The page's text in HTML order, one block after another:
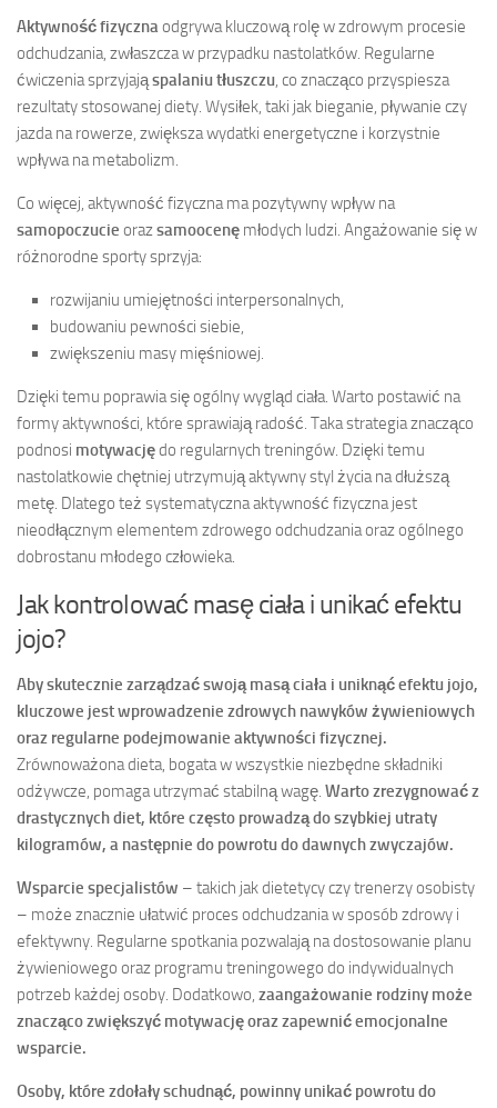
Aktywność fizyczna odgrywa kluczową rolę w zdrowym procesie
odchudzania, zwłaszcza w przypadku nastolatków. Regularne
ćwiczenia sprzyjająspalaniu tłuszczu , co znacząco przyspiesza
rezultaty stosowanej diety. Wysiłek, taki jak bieganie, pływanie czy
jazda na rowerze, zwiększa wydatki energetyczne i korzystnie
wpływa na metabolizm.
Co więcej, aktywność fizyczna ma pozytywny wpływ na
samopoczucie orazsamoocenę młodych ludzi. Angażowanie się w
różnorodne sporty sprzyja:
rozwijaniu umiejętności interpersonalnych,
budowaniu pewności siebie,
zwiększeniu masy mięśniowej.
Dzięki temu poprawia się ogólny wygląd ciała. Warto postawić na
formy aktywności, które sprawiają radość. Taka strategia znacząco
podnosi motywacjędo regularnych treningów. Dzięki temu
nastolatkowie chętniej utrzymują aktywny styl życia na dłuższą
metę. Dlatego też systematyczna aktywność fizyczna jest
nieodłącznym elementem zdrowego odchudzania oraz ogólnego
dobrostanu młodego człowieka.
Jak kontrolować masę ciała i unikać efektu
jojo?
Aby skutecznie zarządzać swoją masą ciała i uniknąć efektu jojo,
kluczowe jest wprowadzenie zdrowych nawyków żywieniowych
oraz regularne podejmowanie aktywności fizycznej.
Zrównoważona dieta, bogata w wszystkie niezbędne składniki
odżywcze, pomaga utrzymać stabilną wagę. Warto zrezygnować z
drastycznych diet, które często prowadzą do szybkiej utraty
kilogramów, a następnie do powrotu do dawnych zwyczajów.
Wsparcie specjalistów – takich jak dietetycy czy trenerzy osobisty
– może znacznie ułatwić proces odchudzania w sposób zdrowy i
efektywny. Regularne spotkania pozwalają na dostosowanie planu
żywieniowego oraz programu treningowego do indywidualnych
potrzeb każdej osoby. Dodatkowo, zaangażowanie rodziny może
znacząco zwiększyć motywację oraz zapewnić emocjonalne
wsparcie.
Osoby, które zdołały schudnąć, powinny unikać powrotu do